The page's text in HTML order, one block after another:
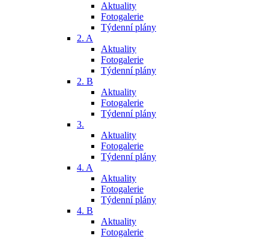
Aktuality
Fotogalerie
Týdenní plány
2. A
Aktuality
Fotogalerie
Týdenní plány
2. B
Aktuality
Fotogalerie
Týdenní plány
3.
Aktuality
Fotogalerie
Týdenní plány
4. A
Aktuality
Fotogalerie
Týdenní plány
4. B
Aktuality
Fotogalerie